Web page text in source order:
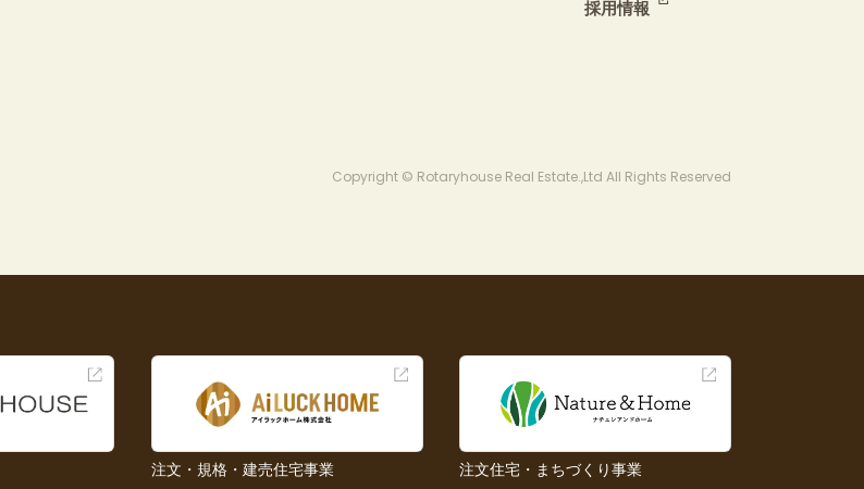
採用情報
Copyright © Rotaryhouse Real Estate.,Ltd All Rights Reserved
注文・規格・建売住宅事業 注文住宅・まちづくり事業